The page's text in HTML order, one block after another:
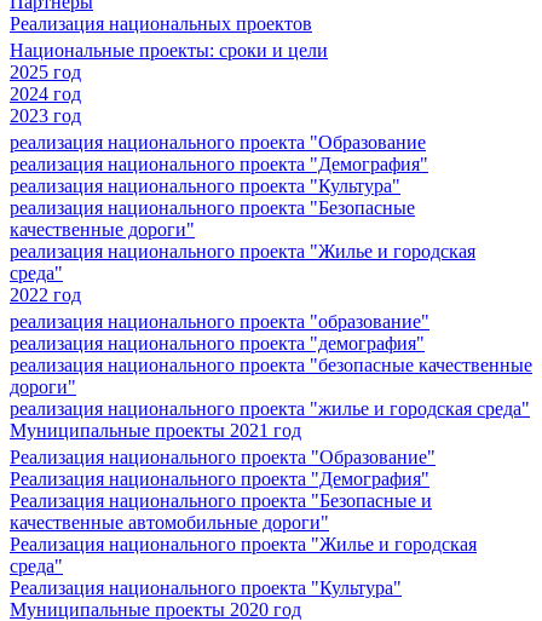
Реализация национальных проектов
Национальные проекты: сроки и цели
2025 год
2024 год
2023 год
реализация национального проекта "Образование
реализация национального проекта "Демография"
реализация национального проекта "Культура"
реализация национального проекта "Безопасные
качественные дороги"
реализация национального проекта "Жилье и городская
среда"
2022 год
реализация национального проекта "образование"
реализация национального проекта "демография"
реализация национального проекта "безопасные качественные
дороги"
реализация национального проекта "жилье и городская среда"
Муниципальные проекты 2021 год
Реализация национального проекта "Образование"
Реализация национального проекта "Демография"
Реализация национального проекта "Безопасные и
качественные автомобильные дороги"
Реализация национального проекта "Жилье и городская
среда"
Реализация национального проекта "Культура"
Муниципальные проекты 2020 год